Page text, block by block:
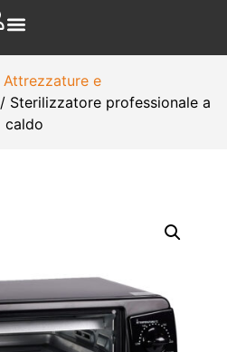
Attrezzature e
/ Sterilizzatore professionale a
caldo